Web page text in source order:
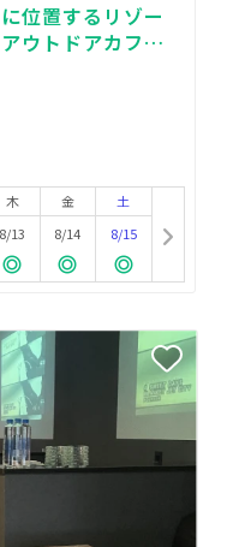
位置するリゾー
ウトドアカフェ
だけます！
木
8/13
金
8/14
土
8/15